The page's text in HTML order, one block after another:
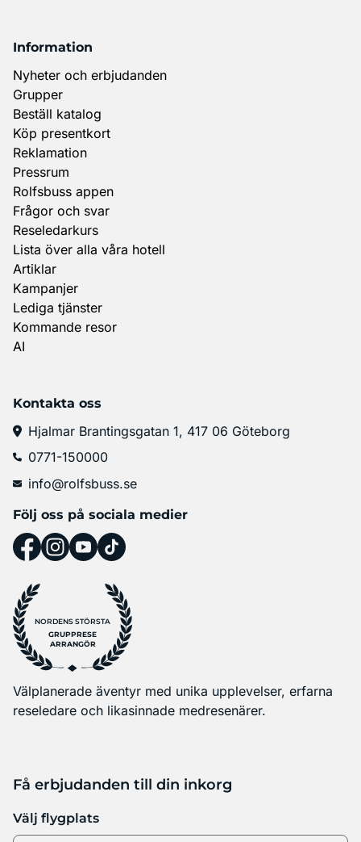
Information
Nyheter och erbjudanden
Grupper
Beställ katalog
Köp presentkort
Reklamation
Pressrum
Rolfsbuss appen
Frågor och svar
Reseledarkurs
Lista över alla våra hotell
Artiklar
Kampanjer
Lediga tjänster
Kommande resor
AI
Kontakta oss
Hjalmar Brantingsgatan 1, 417 06 Göteborg
0771-150000
info@rolfsbuss.se
Följ oss på sociala medier
NORDENS STÖRSTA
GRUPPRESE
ARRANGÖR
Välplanerade äventyr med unika upplevelser, erfarna
reseledare och likasinnade medresenärer.
Få erbjudanden till din inkorg
Välj flygplats